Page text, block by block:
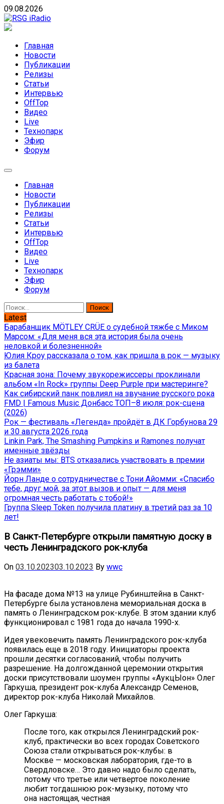
Skip
to
content
09.08.2026
направлений без возрастных ограничений
Главная
Новости
Публикации
Релизы
Статьи
Интервью
OffTop
Видео
Live
Технопарк
Эфир
Форум
Главная
Новости
Публикации
Релизы
Статьи
Интервью
OffTop
Видео
Live
Технопарк
Эфир
Форум
Найти:
Latest
Барабанщик MÖTLEY CRÜE о судебной тяжбе с Миком
Марсом: «Для меня вся эта история была очень
неловкой и болезненной»
Юлия Кроу рассказала о том, как пришла в рок — музыку
из балета
Красная зона: Почему звукорежиссеры проклинали
альбом «In Rock» группы Deep Purple при мастеринге?
Как сибирский панк повлиял на звучание русского рока
FMD | Famous Music Донбасс ТОП–8 июля: рок-сцена
(2026)
Рок — фестиваль «Легенда» пройдёт в ДК Горбунова 29
и 30 августа 2026 года
Linkin Park, The Smashing Pumpkins и Ramones получат
именные звёзды
Не азиаты мы: BTS отказались участвовать в премии
«Грэмми»
Йорн Ланде о сотрудничестве с Тони Айомми: «Спасибо
тебе, друг мой, за этот вызов и опыт — для меня
огромная честь работать с тобой!»
Группа Sleep Token получила платину в третий раз за 10
лет!
В Санкт-Петербурге открыли памятную доску в
честь Ленинградского рок-клуба
On 03.10.202303.10.2023 By wwc
На фасаде дома №13 на улице Рубинштейна в Санкт-
Петербурге была установлена мемориальная доска в
память о Ленинградском рок-клубе. В этом здании клуб
функционировал с 1981 года до начала 1990-х.
Идея увековечить память Ленинградского рок-клуба
появилась еще в 2018 году. Инициаторы проекта
прошли десятки согласований, чтобы получить
разрешение. На долгожданной церемонии открытия
доски присутствовали шоумен группы «АукцЫон» Олег
Гаркуша, президент рок-клуба Александр Семенов,
директор рок-клуба Николай Михайлов.
Олег Гаркуша:
После того, как открылся Ленинградский рок-
клуб, практически во всех городах Советского
Союза стали открываться рок-клубы: в
Москве — московская лаборатория, где-то в
Свердловске… Это давно надо было сделать,
потому что третье или четвертое поколение
любит тогдашнюю рок-музыку, потому что
она настоящая, честная